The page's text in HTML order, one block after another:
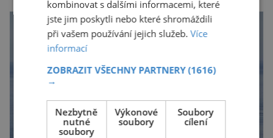
o ní nemusí vědět celý život. Přesto může
jednou rozhodnout o zdraví jeho dítěte. Právě
to je případ řady dědičných onemocnění,
například cystické fibrózy, […]
kombinovat s dalšími informacemi, které
jste jim poskytli nebo které shromáždili
při vašem používání jejich služeb.Více
informací
ZOBRAZIT VŠECHNY PARTNERY(1616)
→
Nezbytně
nutné
soubory
Výkonové
soubory
Soubory
cílení